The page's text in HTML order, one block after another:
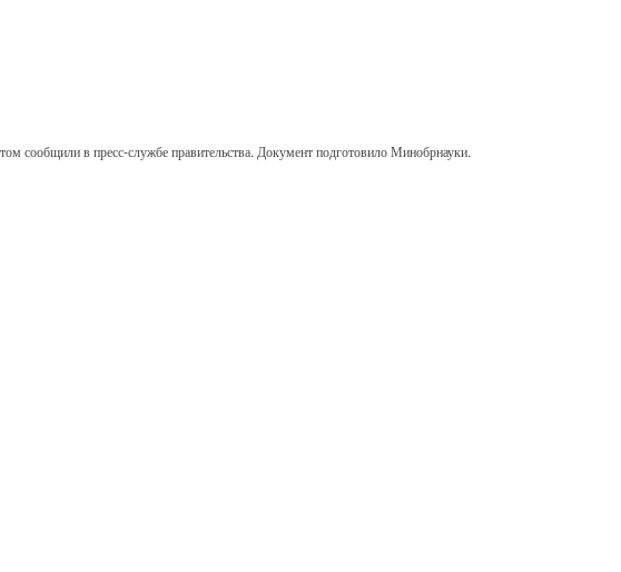
сообщили в пресс-службе правительства. Документ подготовило Минобрнауки.